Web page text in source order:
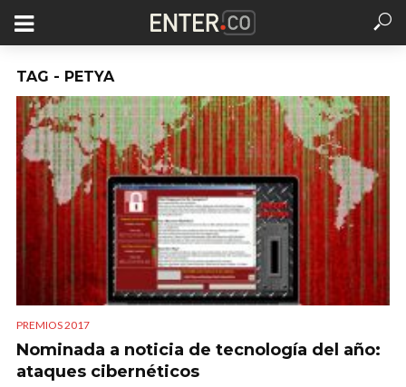
TAG - PETYA
PREMIOS 2017
Nominada a noticia de tecnología del año:
ataques cibernéticos